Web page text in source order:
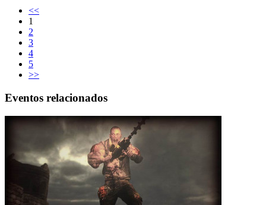
<<
1
2
3
4
5
>>
Eventos relacionados